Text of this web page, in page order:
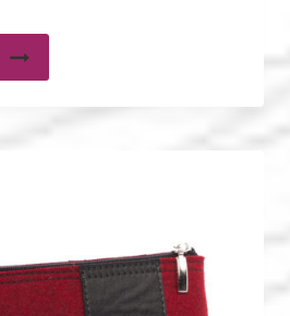
Produkt
weist
Optionen
können